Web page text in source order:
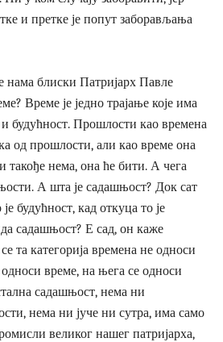
и претке је попут заборављања
нама блиски Патријарх Павле
Време је једно трајање које има
будућност. Прошлости као времена
од прошлости, али као време она
такође нема, она ће бити. А чега
А шта је садашњост? Док сат
будућност, кад откуца то је
садашњост? Е сад, он каже
та категорија времена не односи
време, на њега се односи
садашњост, нема ни
нема ни јуче ни сутра, има само
великог нашег патријарха,